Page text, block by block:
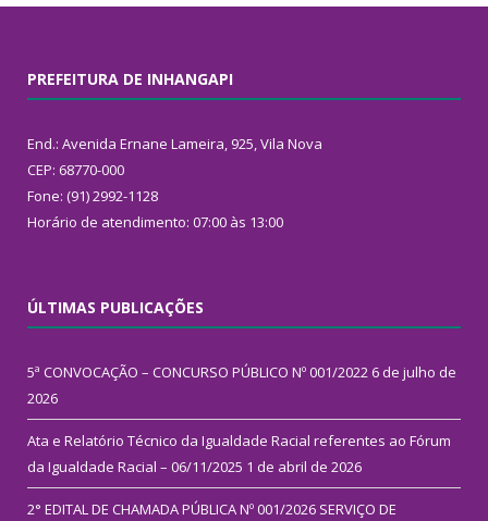
PREFEITURA DE INHANGAPI
End.: Avenida Ernane Lameira, 925, Vila Nova
CEP: 68770-000
Fone: (91) 2992-1128
Horário de atendimento: 07:00 às 13:00
ÚLTIMAS PUBLICAÇÕES
5ª CONVOCAÇÃO – CONCURSO PÚBLICO Nº 001/2022 6 de julho de
2026
Ata e Relatório Técnico da Igualdade Racial referentes ao Fórum
da Igualdade Racial – 06/11/2025 1 de abril de 2026
2° EDITAL DE CHAMADA PÚBLICA Nº 001/2026 SERVIÇO DE